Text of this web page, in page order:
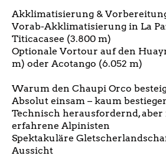
Akklimatisierung &
Vorab-Akklimatisierung in La
Titicacasee (3.800 m)
Optionale Vortour auf den
m) oder Acotango (6.052 m)
Warum den Chaupi Orco
Absolut einsam – kaum
Technisch herausfordernd,
erfahrene Alpinisten
Spektakuläre
Aussicht